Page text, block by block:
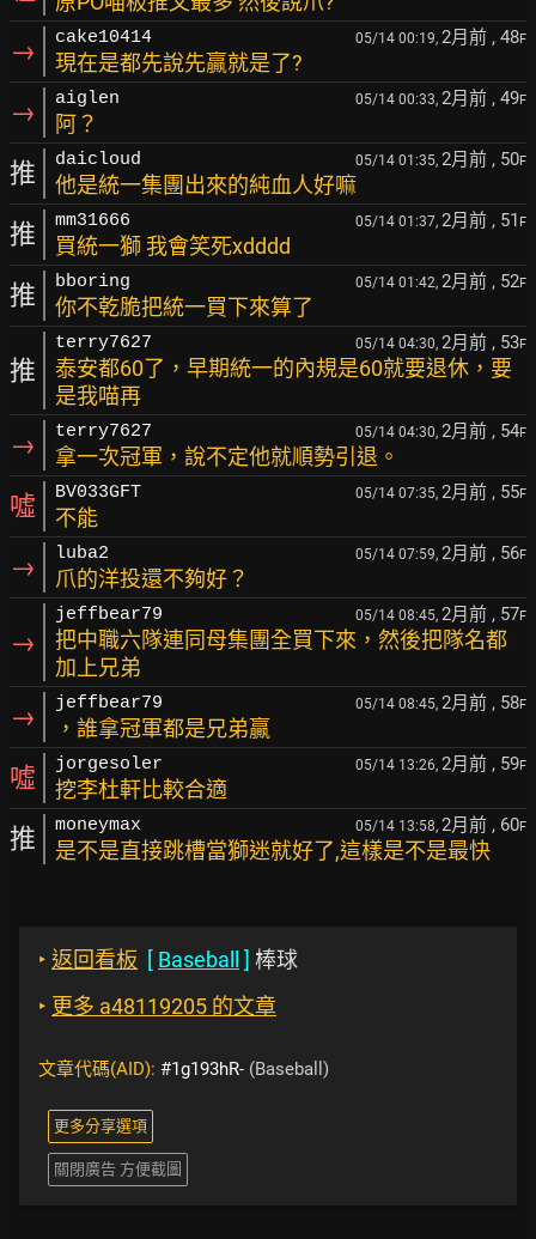
→ cake10414 05/14 00:19, 2月前 , 48F
現在是都先說先贏就是了?
→ aiglen 05/14 00:33, 2月前 , 49F
阿？
推 daicloud 05/14 01:35, 2月前 , 50F
他是統一集團出來的純血人好嘛
推 mm31666 05/14 01:37, 2月前 , 51 F
買統一獅 我會笑死xdddd
推 bboring 05/14 01:42, 2月前 , 52F
你不乾脆把統一買下來算了
推
terry7627 05/14 04:30, 2月前 , 53F
泰安都60了，早期統一的內規是60就要退休，要
是我喵再
→ terry7627 05/14 04:30, 2月前 , 54F
拿一次冠軍，說不定他就順勢引退。
噓 BV033GFT 05/14 07:35, 2月前 , 55F
不能
→ luba2 05/14 07:59, 2月前 , 56F
爪的洋投還不夠好？
→
jeffbear79 05/14 08:45, 2月前 , 57F
把中職六隊連同母集團全買下來，然後把隊名都
加上兄弟
→ jeffbear79 05/14 08:45, 2月前 , 58F
，誰拿冠軍都是兄弟贏
噓 jorgesoler 05/14 13:26, 2月前 , 59F
挖李杜軒比較合適
推 moneymax 05/14 13:58, 2月前 , 60F
是不是直接跳槽當獅迷就好了,這樣是不是最快
‣ 返回看板 [ Baseball ] 棒球
‣ 更多 a48119205 的文章
文章代碼(AID): #1g193hR- (Baseball)
更多分享選項
關閉廣告 方便截圖